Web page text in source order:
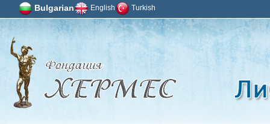
Bulgarian English Turkish